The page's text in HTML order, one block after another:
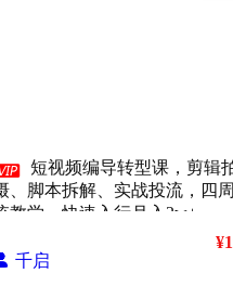
短视频编导转型课，剪辑
、脚本拆解、实战投流，四
教学，快速入行月入2w+
千启